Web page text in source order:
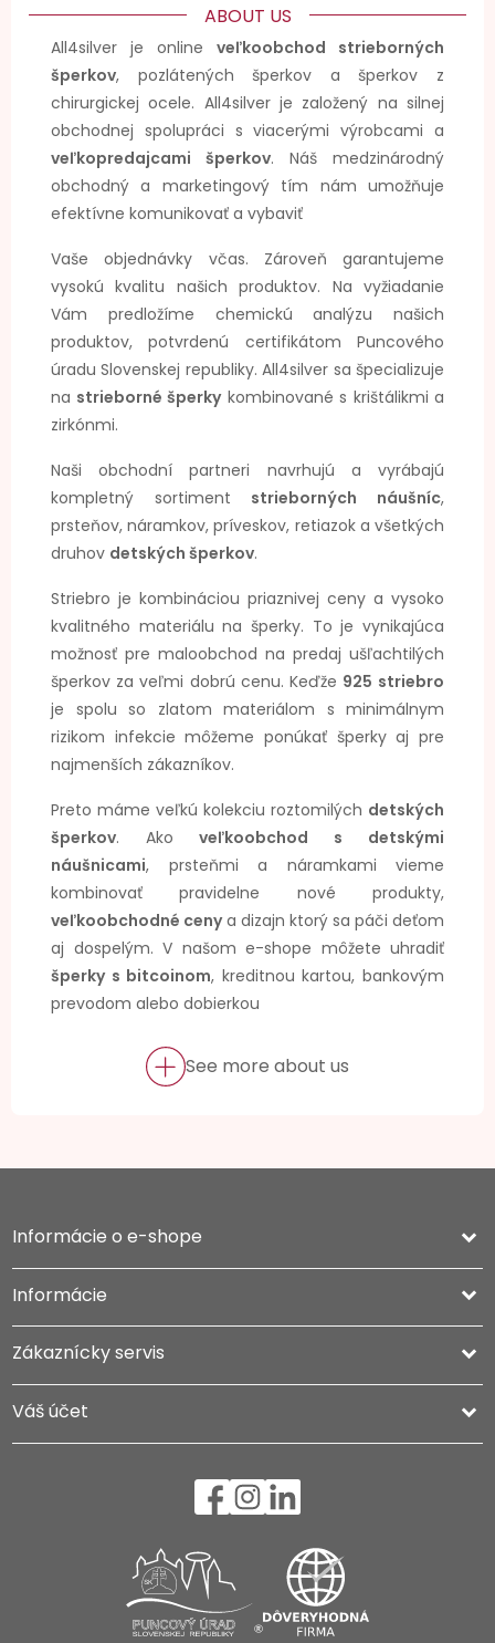
ABOUT US
All4silver je online veľkoobchod strieborných
šperkov, pozlátených šperkov a šperkov z
chirurgickej ocele. All4silver je založený na silnej
obchodnej spolupráci s viacerými výrobcami a
veľkopredajcami šperkov. Náš medzinárodný
obchodný a marketingový tím nám umožňuje
efektívne komunikovať a vybaviť
Vaše objednávky včas. Zároveň garantujeme
vysokú kvalitu našich produktov. Na vyžiadanie
Vám predložíme chemickú analýzu našich
produktov, potvrdenú certifikátom Puncového
úradu Slovenskej republiky. All4silver sa špecializuje
na strieborné šperkykombinované s krištálikmi a
zirkónmi.
Naši obchodní partneri navrhujú a vyrábajú
kompletný sortiment strieborných náušníc,
prsteňov, náramkov, príveskov, retiazok a všetkých
druhov detských šperkov.
Striebro je kombináciou priaznivej ceny a vysoko
kvalitného materiálu na šperky. To je vynikajúca
možnosť pre maloobchod na predaj ušľachtilých
šperkov za veľmi dobrú cenu. Keďže 925 striebro
je spolu so zlatom materiálom s minimálnym
rizikom infekcie môžeme ponúkať šperky aj pre
najmenších zákazníkov.
Preto máme veľkú kolekciu roztomilých detských
šperkov. Ako veľkoobchod s detskými
náušnicami, prsteňmi a náramkami vieme
kombinovať pravidelne nové produkty,
veľkoobchodné cenya dizajn ktorý sa páči deťom
aj dospelým. V našom e-shope môžete uhradiť
šperky s bitcoinom, kreditnou kartou, bankovým
prevodom alebo dobierkou
See more about us
Informácie o e-shope keyboard_arrow_down
Informácie 
Zákaznícky servis 
Váš účet 